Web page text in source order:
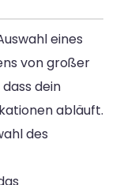
eines
von großer
dein
abläuft.
des